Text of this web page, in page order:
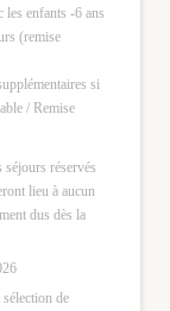
les enfants -6 ans
(remise
si
/ Remise
réservés
lieu à aucun
dus dès la
de